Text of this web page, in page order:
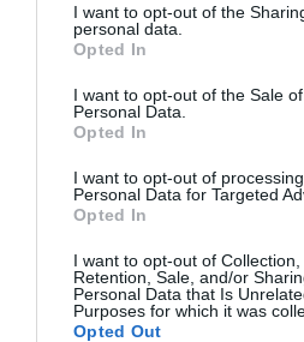
not limited to your visit or usage
grant or deny consent to Google
use your data for below specified
consent section.
I want to opt-out of the
personal data.
Opted In
I want to opt-out of the Sale
Personal Data.
Opted In
I want to opt-out of
Personal Data for Targeted
Opted In
I want to opt-out of Collection,
Retention, Sale, and/or
Personal Data that Is
Purposes for which it was
Opted Out